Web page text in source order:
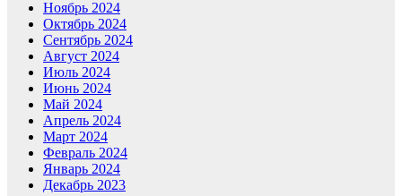
Ноябрь 2024
Октябрь 2024
Сентябрь 2024
Август 2024
Июль 2024
Июнь 2024
Май 2024
Апрель 2024
Март 2024
Февраль 2024
Январь 2024
Декабрь 2023